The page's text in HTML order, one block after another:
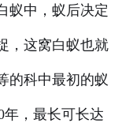
蚁中，蚁后决定
，这窝白蚁也就
的科中最初的蚁
年，最长可长达